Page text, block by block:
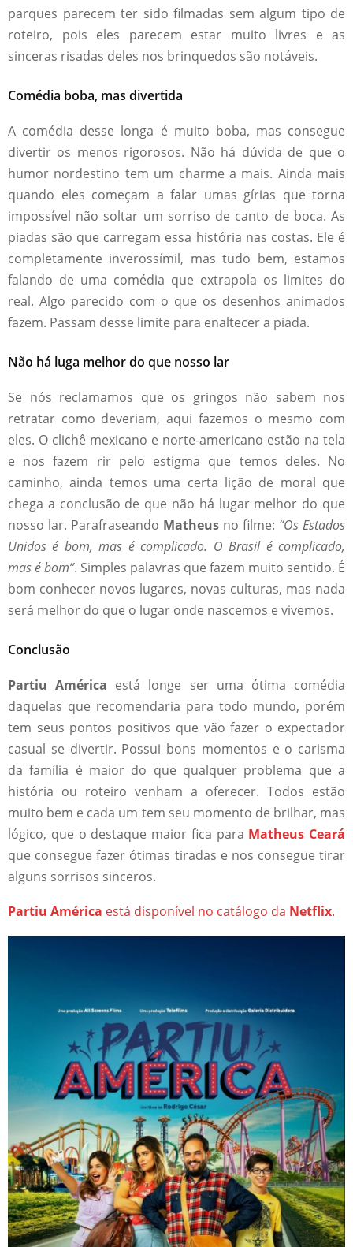
parques parecem ter sido filmadas sem algum tipo de
roteiro, pois eles parecem estar muito livres e as
sinceras risadas deles nos brinquedos são notáveis.
Comédia boba, mas divertida
A comédia desse longa é muito boba, mas consegue
divertir os menos rigorosos. Não há dúvida de que o
humor nordestino tem um charme a mais. Ainda mais
quando eles começam a falar umas gírias que torna
impossível não soltar um sorriso de canto de boca. As
piadas são que carregam essa história nas costas. Ele é
completamente inverossímil, mas tudo bem, estamos
falando de uma comédia que extrapola os limites do
real. Algo parecido com o que os desenhos animados
fazem. Passam desse limite para enaltecer a piada.
Não há luga melhor do que nosso lar
Se nós reclamamos que os gringos não sabem nos
retratar como deveriam, aqui fazemos o mesmo com
eles. O clichê mexicano e norte-americano estão na tela
e nos fazem rir pelo estigma que temos deles. No
caminho, ainda temos uma certa lição de moral que
chega a conclusão de que não há lugar melhor do que
nosso lar. Parafraseando Matheus no filme: “Os Estados
Unidos é bom, mas é complicado. O Brasil é complicado,
mas é bom”. Simples palavras que fazem muito sentido. É
bom conhecer novos lugares, novas culturas, mas nada
será melhor do que o lugar onde nascemos e vivemos.
Conclusão
Partiu América está longe ser uma ótima comédia
daquelas que recomendaria para todo mundo, porém
tem seus pontos positivos que vão fazer o expectador
casual se divertir. Possui bons momentos e o carisma
da família é maior do que qualquer problema que a
história ou roteiro venham a oferecer. Todos estão
muito bem e cada um tem seu momento de brilhar, mas
lógico, que o destaque maior fica para Matheus Ceará
que consegue fazer ótimas tiradas e nos consegue tirar
alguns sorrisos sinceros.
Partiu América está disponível no catálogo da Netflix.